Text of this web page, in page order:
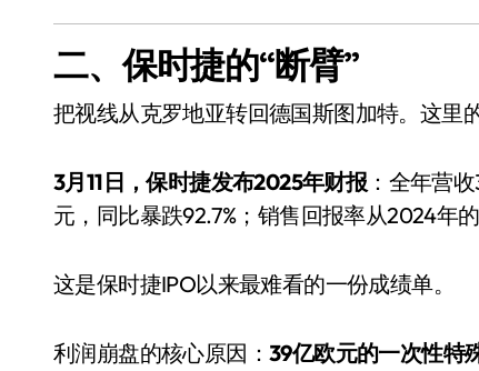
二、保时捷的“断臂”
把视线从克罗地亚转回德国斯图加特。这里
3月11日，保时捷发布2025年财报：全年营收
元，同比暴跌92.7%；销售回报率从2024年的
这是保时捷IPO以来最难看的一份成绩单。
利润崩盘的核心原因： 39亿欧元的一次性特